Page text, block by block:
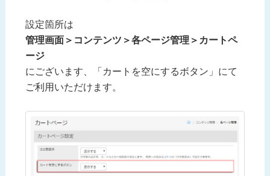
設定箇所は
管理画面＞コンテンツ＞各ページ管理＞カートペ
ージ
にございます、「カートを空にするボタン」にて
ご利用いただけます。